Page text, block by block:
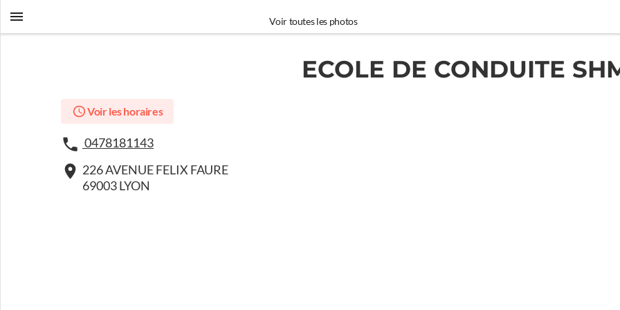
Voir toutes les photos
ECOLE DE CONDUITE
Voir les horaires
0478181143
226 AVENUE FELIX FAURE
69003 LYON